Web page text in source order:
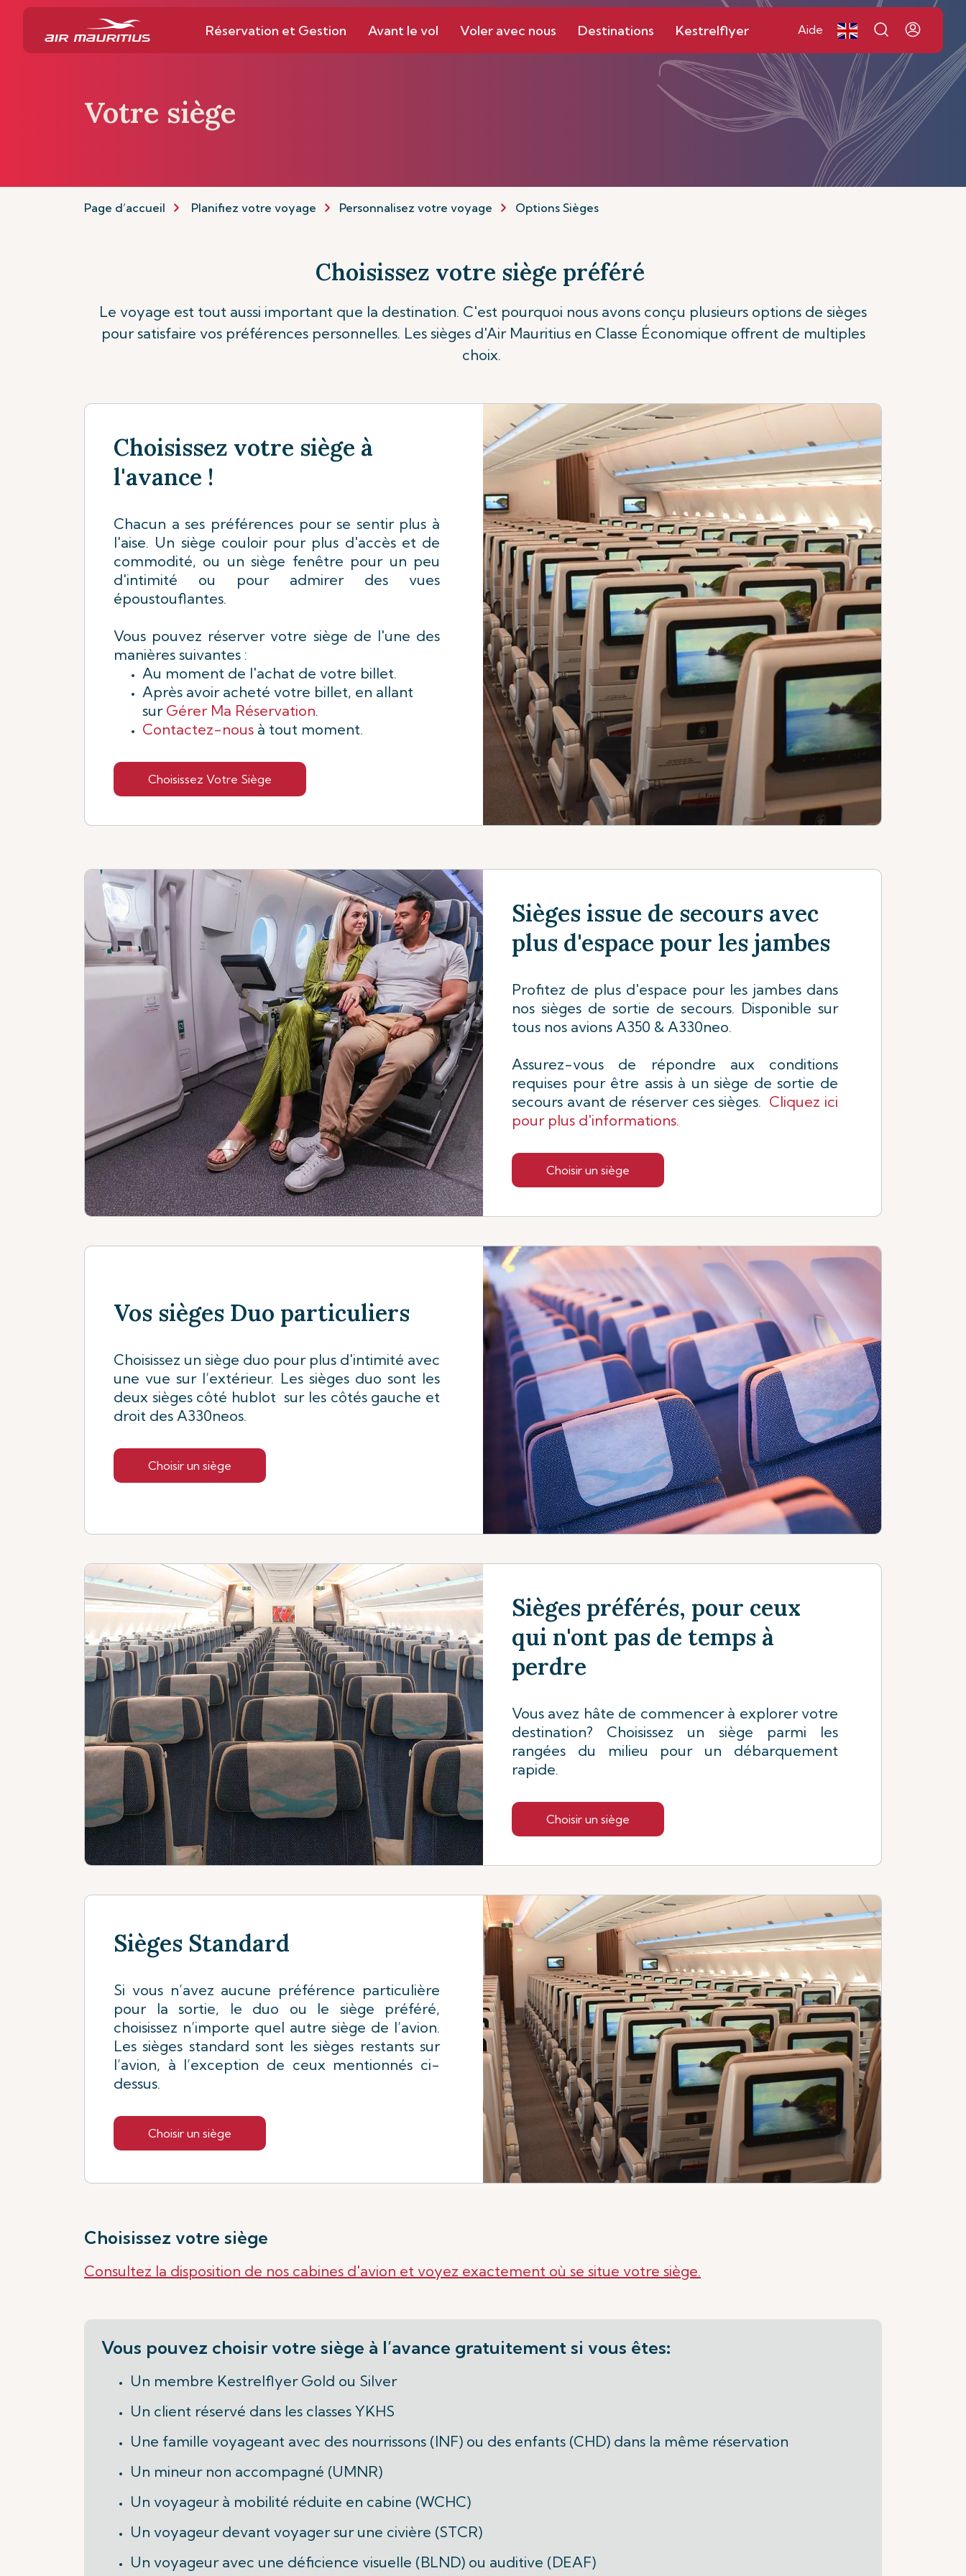
Réservation et Gestion Avant le vol Voler avec nous Destinations Kestrelflyer Aide
Votre siège
Page d’accueil Planifiez votre voyage Personnalisez votre voyage Options Sièges
Choisissez votre siège préféré
Le voyage est tout aussi important que la destination. C'est pourquoi nous avons conçu plusieurs options de sièges
pour satisfaire vos préférences personnelles. Les sièges d'Air Mauritius en Classe Économique offrent de multiples
choix.
Choisissez votre siège à
l'avance !
Chacun a ses préférences pour se sentir plus à
l'aise. Un siège couloir pour plus d'accès et de
commodité, ou un siège fenêtre pour un peu
d'intimité ou pour admirer des vues
époustouflantes.
Vous pouvez réserver votre siège de l'une des
manières suivantes :
Au moment de l'achat de votre billet.
Après avoir acheté votre billet, en allant
sur Gérer Ma Réservation.
Contactez-nous à tout moment.
Choisissez Votre Siège
Sièges issue de secours avec
plus d'espace pour les jambes
Profitez de plus d'espace pour les jambes dans
nos sièges de sortie de secours. Disponible sur
tous nos avions A350 & A330neo.
Assurez-vous de répondre aux conditions
requises pour être assis à un siège de sortie de
secours avant de réserver ces sièges. Cliquez ici
pour plus d'informations.
Choisir un siège
Vos sièges Duo particuliers
Choisissez un siège duo pour plus d'intimité avec
une vue sur l’extérieur. Les sièges duo sont les
deux sièges côté hublot sur les côtés gauche et
droit des A330neos.
Choisir un siège
Sièges préférés, pour ceux
qui n'ont pas de temps à
perdre
Vous avez hâte de commencer à explorer votre
destination? Choisissez un siège parmi les
rangées du milieu pour un débarquement
rapide.
Choisir un siège
Sièges Standard
Si vous n’avez aucune préférence particulière
pour la sortie, le duo ou le siège préféré,
choisissez n’importe quel autre siège de l’avion.
Les sièges standard sont les sièges restants sur
l’avion, à l’exception de ceux mentionnés ci-
dessus.
Choisir un siège
Choisissez votre siège
Consultez la disposition de nos cabines d'avion et voyez exactement où se situe votre siège.
Vous pouvez choisir votre siège à l’avance gratuitement si vous êtes:
Un membre Kestrelflyer Gold ou Silver
Un client réservé dans les classes YKHS
Une famille voyageant avec des nourrissons (INF) ou des enfants (CHD) dans la même réservation
Un mineur non accompagné (UMNR)
Un voyageur à mobilité réduite en cabine (WCHC)
Un voyageur devant voyager sur une civière (STCR)
Un voyageur avec une déficience visuelle (BLND) ou auditive (DEAF)